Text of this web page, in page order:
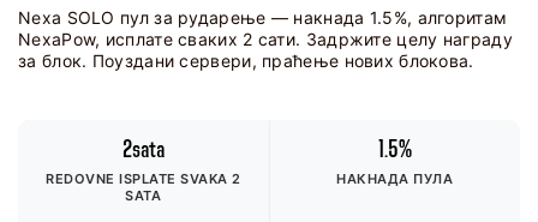
Nexa SOLO пул за рударење — накнада 1.5%, алгоритам
NexaPow, исплате сваких 2 сати. Задржите целу награду
за блок. Поуздани сервери, праћење нових блокова.
2sata
REDOVNE ISPLATE SVAKA 2
SATA
1.5%
НАКНАДА ПУЛА